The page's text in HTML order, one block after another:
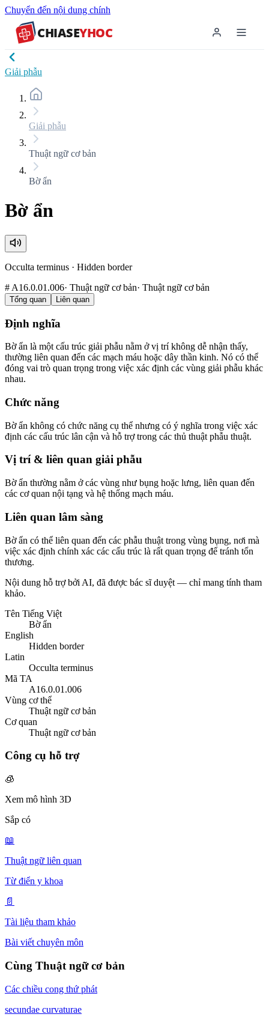
Chuyển đến nội dung chính
CHIASEYHOC
Giải phẫu
Giải phẫu
Thuật ngữ cơ bản
Bờ ẩn
Bờ ẩn
Occulta terminus · Hidden border
# A16.0.01.006· Thuật ngữ cơ bản· Thuật ngữ cơ bản
Tổng quan Liên quan
Định nghĩa
Bờ ẩn là một cấu trúc giải phẫu nằm ở vị trí không dễ nhận thấy,
thường liên quan đến các mạch máu hoặc dây thần kinh. Nó có thể
đóng vai trò quan trọng trong việc xác định các vùng giải phẫu khác
nhau.
Chức năng
Bờ ẩn không có chức năng cụ thể nhưng có ý nghĩa trong việc xác
định các cấu trúc lân cận và hỗ trợ trong các thủ thuật phẫu thuật.
Vị trí & liên quan giải phẫu
Bờ ẩn thường nằm ở các vùng như bụng hoặc lưng, liên quan đến
các cơ quan nội tạng và hệ thống mạch máu.
Liên quan lâm sàng
Bờ ẩn có thể liên quan đến các phẫu thuật trong vùng bụng, nơi mà
việc xác định chính xác các cấu trúc là rất quan trọng để tránh tổn
thương.
Nội dung hỗ trợ bởi AI, đã được bác sĩ duyệt — chỉ mang tính tham
khảo.
Tên Tiếng Việt
Bờ ẩn
English
Hidden border
Latin
Occulta terminus
Mã TA
A16.0.01.006
Vùng cơ thể
Thuật ngữ cơ bản
Cơ quan
Thuật ngữ cơ bản
Công cụ hỗ trợ
🧊
Xem mô hình 3D
Sắp có
📖
Thuật ngữ liên quan
Từ điển y khoa
📄
Tài liệu tham khảo
Bài viết chuyên môn
Cùng Thuật ngữ cơ bản
Các chiều cong thứ phát
secundae curvaturae